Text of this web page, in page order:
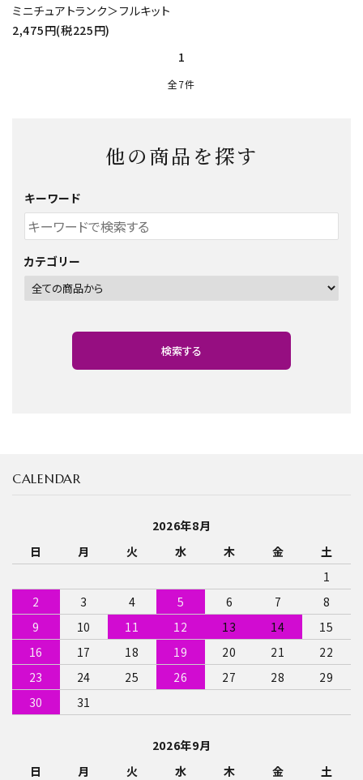
ミニチュアトランク＞フルキット
2,475円(税225円)
1
全7件
他の商品を探す
キーワード
カテゴリー
検索する
キーワード
カテゴリー
検索する
CALENDAR
2026年8月
日
月 火 水 木 金
土
1
2
3 4 5 6 7
8
9
10 11 12 13 14
15
16
17 18 19 20 21
22
23
24 25 26 27 28
29
30
31
2026年9月
日
月 火 水 木 金
土